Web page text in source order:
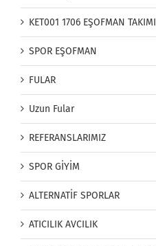
KET001 1706 EŞOFMAN TAKIMI
SPOR EŞOFMAN
FULAR
Uzun Fular
REFERANSLARIMIZ
SPOR GİYİM
ALTERNATİF SPORLAR
ATICILIK AVCILIK